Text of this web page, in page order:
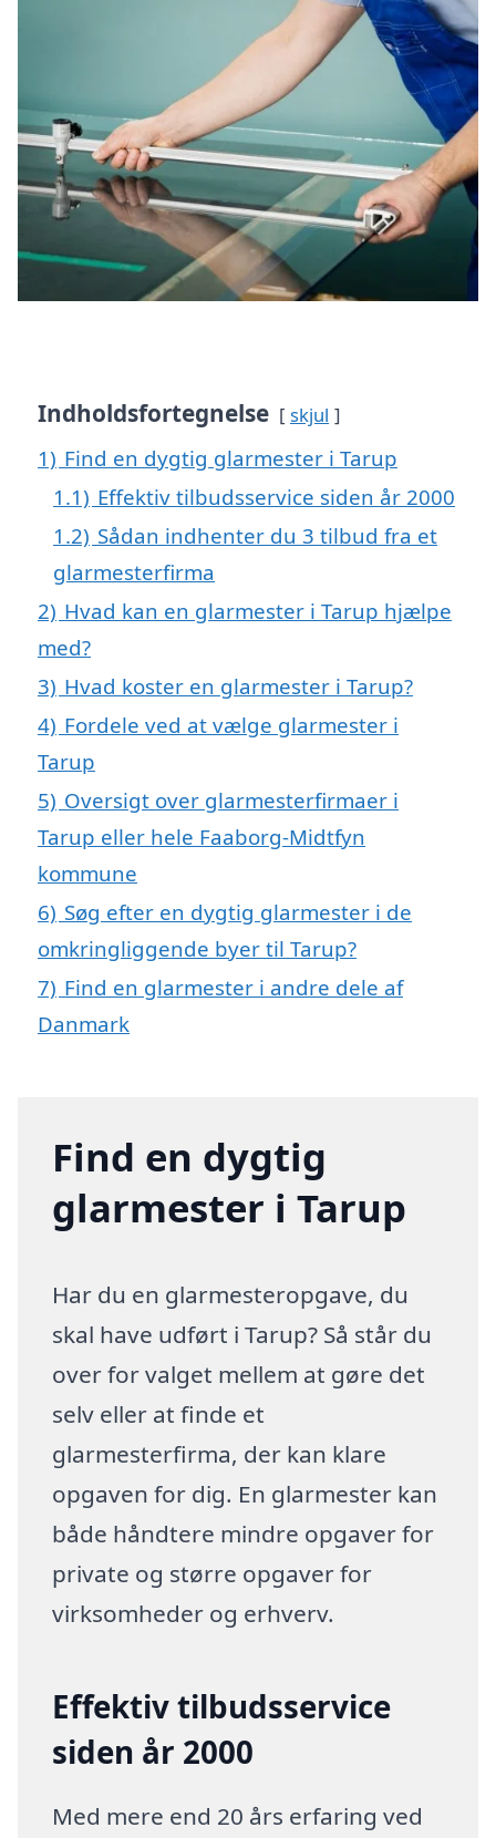
Indholdsfortegnelse skjul
1) Find en dygtig glarmester i Tarup
1.1) Effektiv tilbudsservice siden år 2000
1.2) Sådan indhenter du 3 tilbud fra et
glarmesterfirma
2) Hvad kan en glarmester i Tarup hjælpe
med?
3) Hvad koster en glarmester i Tarup?
4) Fordele ved at vælge glarmester i
Tarup
5) Oversigt over glarmesterfirmaer i
Tarup eller hele Faaborg-Midtfyn
kommune
6) Søg efter en dygtig glarmester i de
omkringliggende byer til Tarup?
7) Find en glarmester i andre dele af
Danmark
Find en dygtig
glarmester i Tarup
Har du en glarmesteropgave, du
skal have udført i Tarup? Så står du
over for valget mellem at gøre det
selv eller at finde et
glarmesterfirma, der kan klare
opgaven for dig. En glarmester kan
både håndtere mindre opgaver for
private og større opgaver for
virksomheder og erhverv.
Effektiv tilbudsservice
siden år 2000
Med mere end 20 års erfaring ved